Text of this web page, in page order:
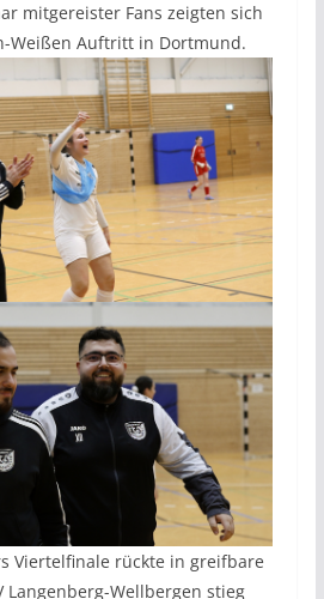
mitgereister Fans zeigten sich
Weißen Auftritt in Dortmund.
Viertelfinale rückte in greifbare
Langenberg-Wellbergen stieg